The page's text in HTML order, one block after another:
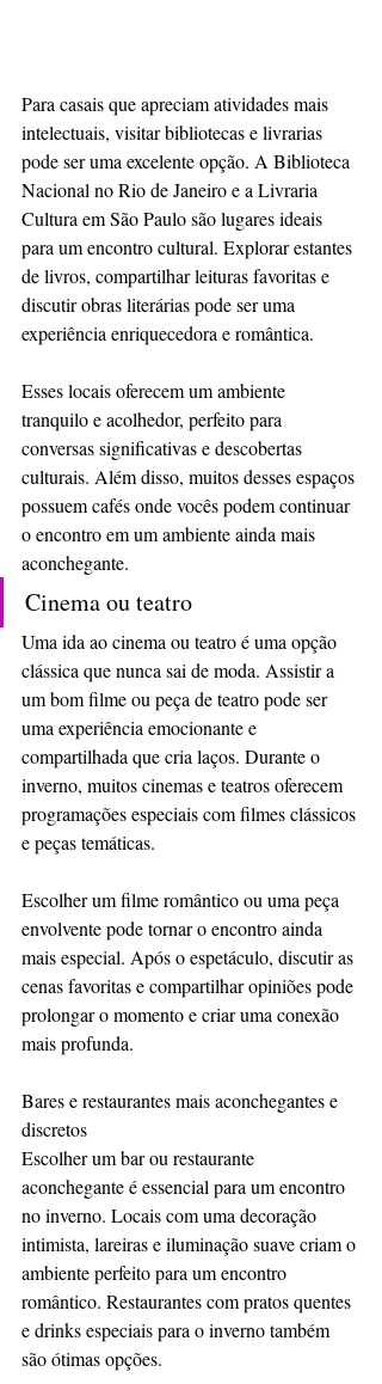
Para casais que apreciam atividades mais
intelectuais, visitar bibliotecas e livrarias
pode ser uma excelente opção. A Biblioteca
Nacional no Rio de Janeiro e a Livraria
Cultura em São Paulo são lugares ideais
para um encontro cultural. Explorar estantes
de livros, compartilhar leituras favoritas e
discutir obras literárias pode ser uma
experiência enriquecedora e romântica.
Esses locais oferecem um ambiente
tranquilo e acolhedor, perfeito para
conversas significativas e descobertas
culturais. Além disso, muitos desses espaços
possuem cafés onde vocês podem continuar
o encontro em um ambiente ainda mais
aconchegante.
Cinema ou teatro
Uma ida ao cinema ou teatro é uma opção
clássica que nunca sai de moda. Assistir a
um bom filme ou peça de teatro pode ser
uma experiência emocionante e
compartilhada que cria laços. Durante o
inverno, muitos cinemas e teatros oferecem
programações especiais com filmes clássicos
e peças temáticas.
Escolher um filme romântico ou uma peça
envolvente pode tornar o encontro ainda
mais especial. Após o espetáculo, discutir as
cenas favoritas e compartilhar opiniões pode
prolongar o momento e criar uma conexão
mais profunda.
Bares e restaurantes mais aconchegantes e
discretos
Escolher um bar ou restaurante
aconchegante é essencial para um encontro
no inverno. Locais com uma decoração
intimista, lareiras e iluminação suave criam o
ambiente perfeito para um encontro
romântico. Restaurantes com pratos quentes
e drinks especiais para o inverno também
são ótimas opções.